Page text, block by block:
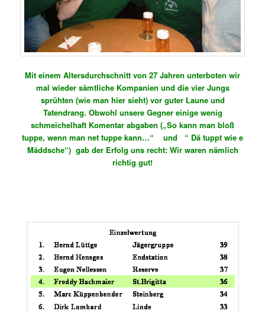
Mit einem Altersdurchschnitt von 27 Jahren unterboten wir
mal wieder sämtliche Kompanien und die vier Jungs
sprühten (wie man hier sieht) vor guter Laune und
Tatendrang. Obwohl unsere Gegner einige wenig
schmeichelhaft Komentar abgaben („So kann man bloß
tuppe, wenn man net tuppe kann…“ und “ Dä tuppt wie e
Mäddsche“) gab der Erfolg uns recht: Wir waren nämlich
richtig gut!